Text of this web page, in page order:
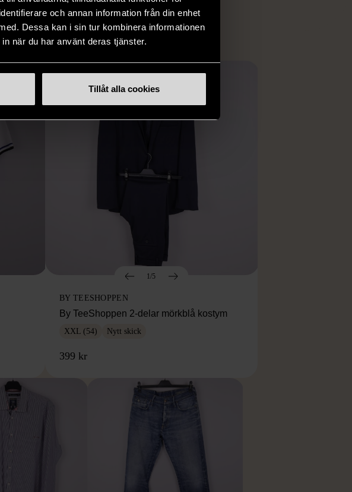
och annan information från din enhet
Dessa kan i sin tur kombinera informationen
när du har använt deras tjänster.
Tillåt alla cookies
om denna
1/5
BY TEESHOPPEN
By TeeShoppen 2-delar mörkblå kostym
XXL (54) Nytt skick
399 kr